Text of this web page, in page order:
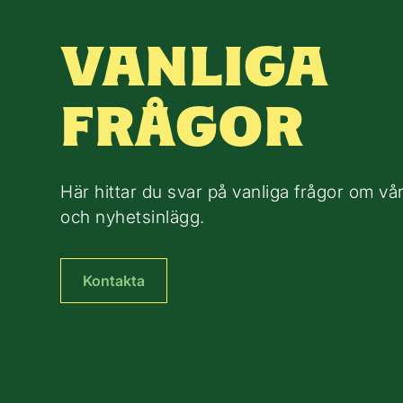
VANLIGA
FRÅGOR
Här hittar du svar på vanliga frågor om
och nyhetsinlägg.
Kontakta